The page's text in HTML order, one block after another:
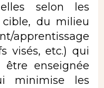
selon les
du milieu
apprentissage
visés, etc.) qui
enseignée
minimise les